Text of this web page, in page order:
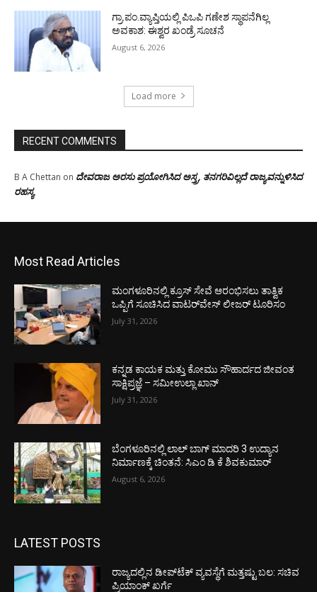
ಗ್ರಾ.ಪಂ.ವ್ಯಾಪ್ತಿಯಲ್ಲಿ ಪಿಒಪಿ ಗಣೇಶ ಸ್ಥಾಪನೆಗಿಲ್ಲ
ಅವಕಾಶ: ಈಶ್ವರ ಖಂಡ್ರೆ ಸೂಚನೆ
August 6, 2026
Load more
RECENT COMMENTS
B A Chettan on ದೇವರಾಜ ಅರಸು ಪ್ರಯೋಗಿಸಿದ ಅಸ್ತ್ರ, ತನಗರಿವಿಲ್ಲದೆ ರಾಜ್ಯವನ್ನುಳಿಸಿದ
ರಹಸ್ಯ
Most Read Articles
ಮಂಗಳೂರಿನಲ್ಲಿ ಕ್ರೂಸ್ ಸೇವೆ ಆರಂಭಿಸಲು ತಾತ್ವಿಕ
ಒಪ್ಪಿಗೆ ಸೂಚಿಸಿದ ವಾಟರ್‌ವೇಸ್ ಲೀಜರ್ ಟೂರಿಸಂ
July 31, 2026
ಕನ್ನಡ ಕಾಯಕ ಮತ್ತು ಕೋಮು ಸೌಹಾರ್ದದ ಜೀವಂತ
ಸಾಕ್ಷಿಪ್ರಜ್ಞೆ – ಸಮೀಉಲ್ಲಾ ಖಾನ್
July 31, 2026
ಬೆಂಗಳೂರಿನಲ್ಲಿ ಲಾಲ್ ಬಾಗ್ ಮಾದರಿ 3 ಉದ್ಯಾನ
ನಿರ್ಮಾಣಕ್ಕೆ ಚಿಂತನೆ: ಸಿಎಂ ಡಿ ಕೆ ಶಿವಕುಮಾರ್
August 6, 2026
LATEST POSTS
ರಾಜ್ಯದಲ್ಲಿನ ಡೀಪ್‌ಟೆಕ್‌ ವ್ಯವಸ್ಥೆಗೆ ಮತ್ತಷ್ಟು ಬಲ: ಸಚಿವ
ಪ್ರಿಯಾಂಕ್ ಖರ್ಗೆ